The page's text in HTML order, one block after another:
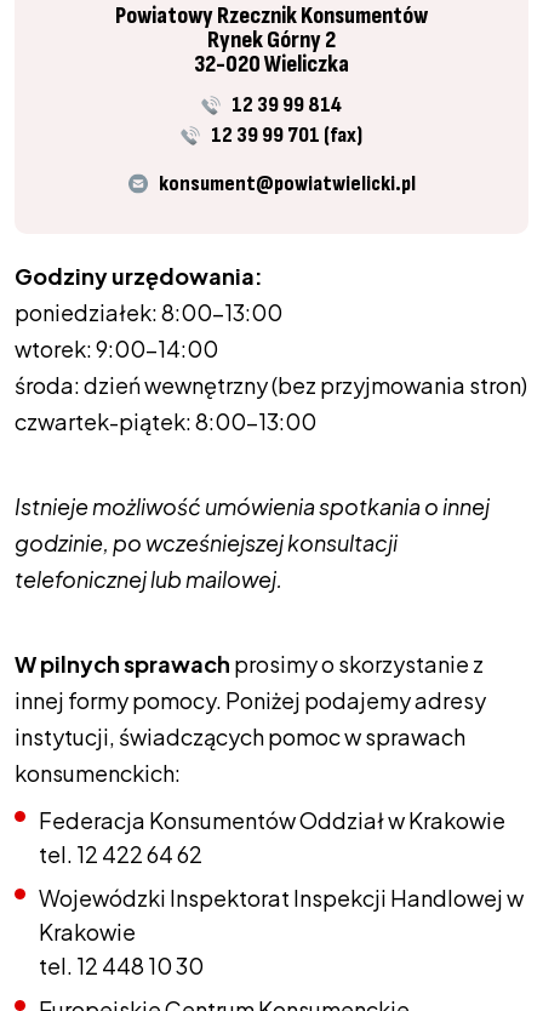
Powiatowy Rzecznik Konsumentów
Rynek Górny 2
32-020 Wieliczka
12 39 99 814
12 39 99 701 (fax)
konsument@powiatwielicki.pl
Godziny urzędowania:
poniedziałek: 8:00-13:00
wtorek: 9:00-14:00
środa: dzień wewnętrzny (bez przyjmowania stron)
czwartek-piątek: 8:00-13:00
Istnieje możliwość umówienia spotkania o innej
godzinie, po wcześniejszej konsultacji
telefonicznej lub mailowej.
W pilnych sprawach prosimy o skorzystanie z
innej formy pomocy. Poniżej podajemy adresy
instytucji, świadczących pomoc w sprawach
konsumenckich:
Federacja Konsumentów Oddział w Krakowie
tel. 12 422 64 62
Wojewódzki Inspektorat Inspekcji Handlowej w
Krakowie
tel. 12 448 10 30